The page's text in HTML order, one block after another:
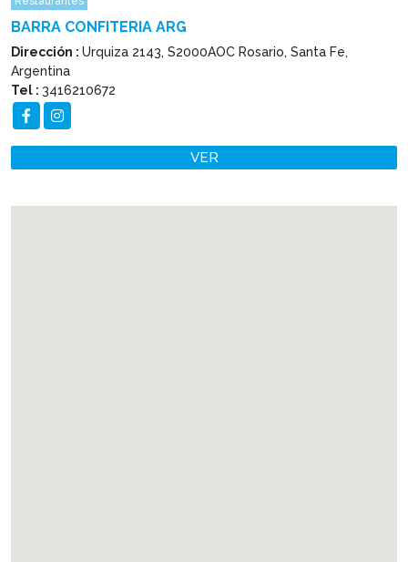
BARRA CONFITERIA ARG
Dirección : Urquiza 2143, S2000AOC Rosario, Santa Fe,
Argentina
Tel : 3416210672
VER